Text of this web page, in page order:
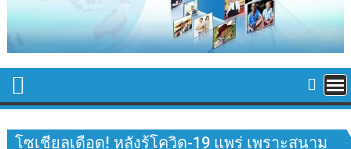
โซเชียลเดือด! หลังรู้โควิด-19 แพร่ เพราะสนาม